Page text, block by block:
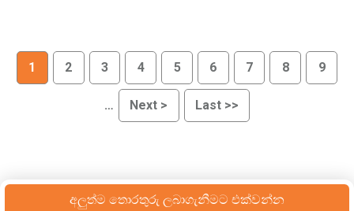
1 2 3 4 5 6 7 8 9
… Next > Last >>
අලුත්ම තොරතුරු ලබාගැනීමට එක්වන්න